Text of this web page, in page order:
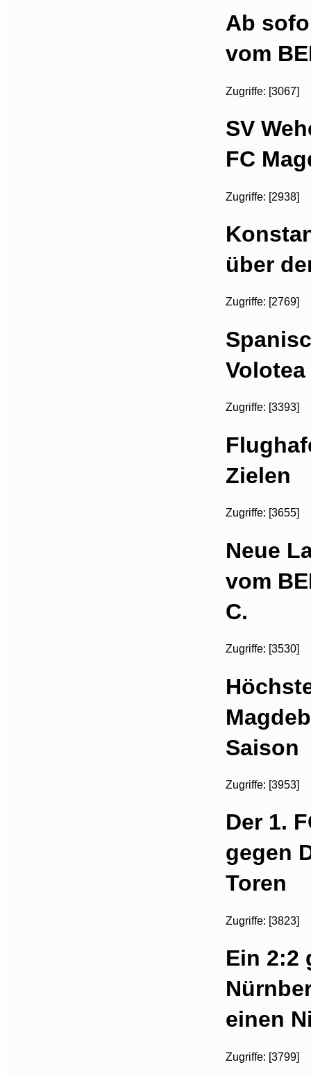
Ab
vom
Zugriffe: [3067]
SV
FC
Zugriffe: [2938]
über
Zugriffe: [2769]
Zugriffe: [3393]
Zielen
Zugriffe: [3655]
Neue
vom
C.
Zugriffe: [3530]
Saison
Zugriffe: [3953]
Der 1.
gegen
Toren
Zugriffe: [3823]
Ein 2:2
einen
Zugriffe: [3799]